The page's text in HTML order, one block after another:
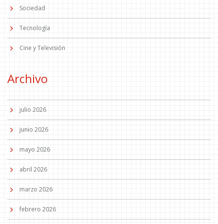
Sociedad
Tecnología
Cine y Televisión
Archivo
julio 2026
junio 2026
mayo 2026
abril 2026
marzo 2026
febrero 2026